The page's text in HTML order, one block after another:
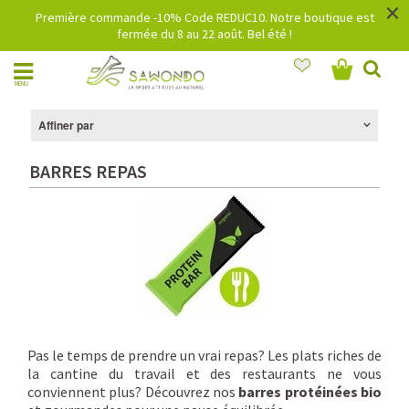
Première commande -10% Code REDUC10. Notre boutique est
fermée du 8 au 22 août. Bel été !
×
MENU
Affiner par
BARRES REPAS
Pas le temps de prendre un vrai repas? Les plats riches de
la cantine du travail et des restaurants ne vous
conviennent plus? Découvrez nos barres protéinées bio